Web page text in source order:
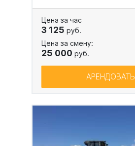
Цена за час
3 125 руб.
Цена за смену:
25 000 руб.
АРЕНДОВАТЬ